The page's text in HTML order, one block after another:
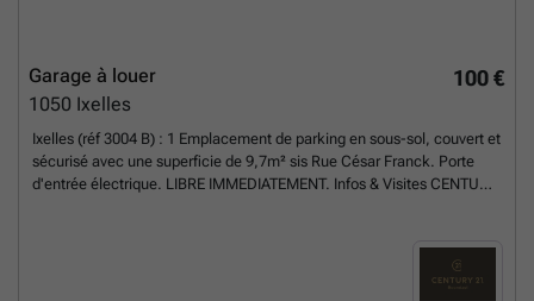
100 €
Garage à louer
1050 Ixelles
Ixelles (réf 3004 B) : 1 Emplacement de parking en sous-sol, couvert et
sécurisé avec une superficie de 9,7m² sis Rue César Franck. Porte
d'entrée électrique. LIBRE IMMEDIATEMENT. Infos & Visites CENTURY